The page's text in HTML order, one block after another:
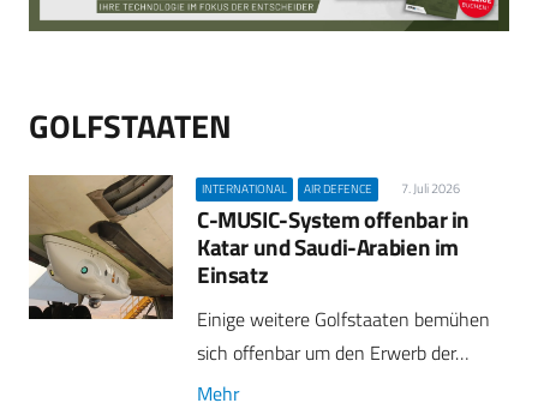
GOLFSTAATEN
INTERNATIONAL AIR DEFENCE 7. Juli 2026
C-MUSIC-System offenbar in
Katar und Saudi-Arabien im
Einsatz
Einige weitere Golfstaaten bemühen
sich offenbar um den Erwerb der…
Mehr